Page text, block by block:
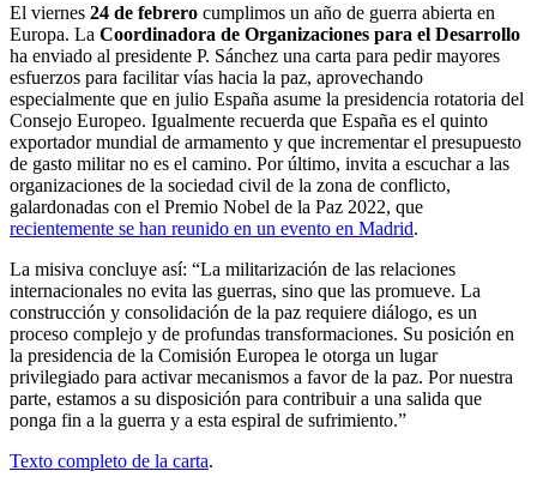
El viernes 24 de febrero cumplimos un año de guerra abierta en
Europa. La Coordinadora de Organizaciones para el Desarrollo
ha enviado al presidente P. Sánchez una carta para pedir mayores
esfuerzos para facilitar vías hacia la paz, aprovechando
especialmente que en julio España asume la presidencia rotatoria del
Consejo Europeo. Igualmente recuerda que España es el quinto
exportador mundial de armamento y que incrementar el presupuesto
de gasto militar no es el camino. Por último, invita a escuchar a las
organizaciones de la sociedad civil de la zona de conflicto,
galardonadas con el Premio Nobel de la Paz 2022, que
recientemente se han reunido en un evento en Madrid.
La misiva concluye así: “La militarización de las relaciones
internacionales no evita las guerras, sino que las promueve. La
construcción y consolidación de la paz requiere diálogo, es un
proceso complejo y de profundas transformaciones. Su posición en
la presidencia de la Comisión Europea le otorga un lugar
privilegiado para activar mecanismos a favor de la paz. Por nuestra
parte, estamos a su disposición para contribuir a una salida que
ponga fin a la guerra y a esta espiral de sufrimiento.”
Texto completo de la carta.